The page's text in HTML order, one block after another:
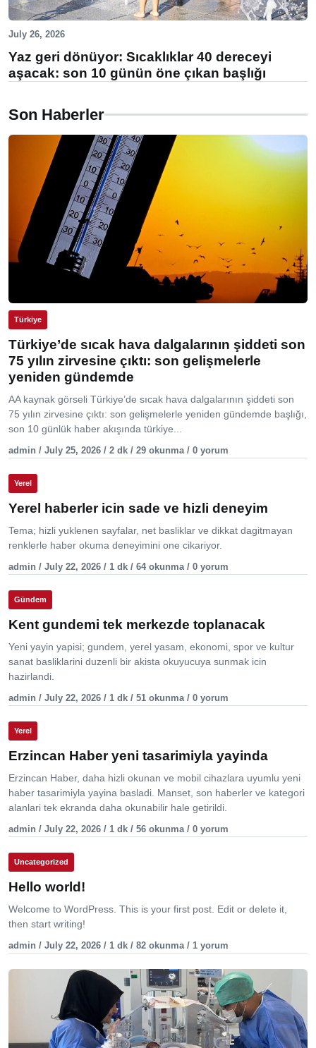
July 26, 2026
Yaz geri dönüyor: Sıcaklıklar 40 dereceyi
aşacak: son 10 günün öne çıkan başlığı
Son Haberler
Türkiye
Türkiye’de sıcak hava dalgalarının şiddeti son
75 yılın zirvesine çıktı: son gelişmelerle
yeniden gündemde
AA kaynak görseli Türkiye’de sıcak hava dalgalarının şiddeti son
75 yılın zirvesine çıktı: son gelişmelerle yeniden gündemde başlığı,
son 10 günlük haber akışında türkiye...
admin / July 25, 2026 / 2 dk / 29 okunma / 0 yorum
Yerel
Yerel haberler icin sade ve hizli deneyim
Tema; hizli yuklenen sayfalar, net basliklar ve dikkat dagitmayan
renklerle haber okuma deneyimini one cikariyor.
admin / July 22, 2026 / 1 dk / 64 okunma / 0 yorum
Gündem
Kent gundemi tek merkezde toplanacak
Yeni yayin yapisi; gundem, yerel yasam, ekonomi, spor ve kultur
sanat basliklarini duzenli bir akista okuyucuya sunmak icin
hazirlandi.
admin / July 22, 2026 / 1 dk / 51 okunma / 0 yorum
Yerel
Erzincan Haber yeni tasarimiyla yayinda
Erzincan Haber, daha hizli okunan ve mobil cihazlara uyumlu yeni
haber tasarimiyla yayina basladi. Manset, son haberler ve kategori
alanlari tek ekranda daha okunabilir hale getirildi.
admin / July 22, 2026 / 1 dk / 56 okunma / 0 yorum
Uncategorized
Hello world!
Welcome to WordPress. This is your first post. Edit or delete it,
then start writing!
admin / July 22, 2026 / 1 dk / 82 okunma / 1 yorum